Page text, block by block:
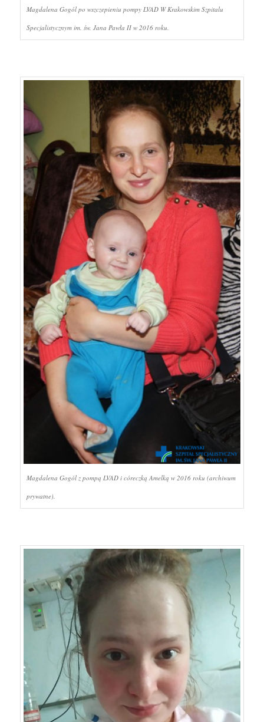
Magdalena Gogól po wszczepieniu pompy LVAD W Krakowskim Szpitalu
Specjalistycznym im. św. Jana Pawła II w 2016 roku.
Magdalena Gogól z pompą LVAD i córeczką Amelką w 2016 roku (archiwum
prywatne).